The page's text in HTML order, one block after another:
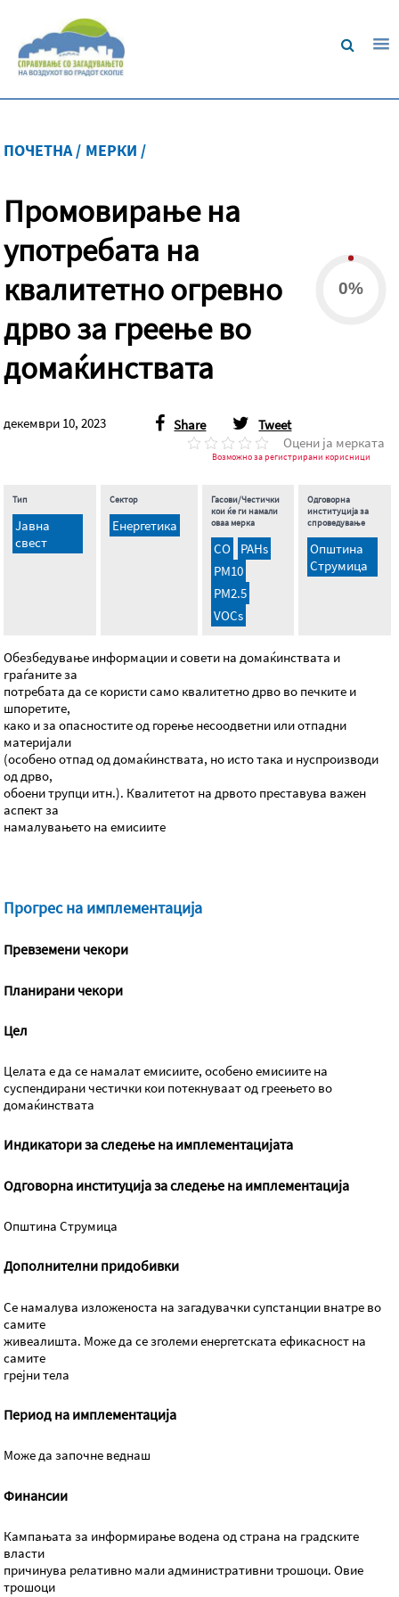
ПОЧЕТНА / МЕРКИ /
Промовирање на
употребата на
квалитетно огревно
дрво за греење во
домаќинствата
0%
декември 10, 2023 Share
Tweet
Оцени ја мерката
Возможно за регистрирани корисници
Тип
Јавна
свест
Сектор
Енергетика
Гасови/Честички
кои ќе ги намали
оваа мерка
CO
PAHs
PM10
PM2.5
VOCs
Одговорна
институција за
спроведување
Општина
Струмица
Обезбедување информации и совети на домаќинствата и
граѓаните за
потребата да се користи само квалитетно дрво во печките и
шпоретите,
како и за опасностите од горење несоодветни или отпадни
материјали
(особено отпад од домаќинствата, но исто така и нуспроизводи
од дрво,
обоени трупци итн.). Квалитетот на дрвото преставува важен
аспект за
намалувањето на емисиите
Прогрес на имплементација
Превземени чекори
Планирани чекори
Цел
Целата е да се намалат емисиите, особено емисиите на
суспендирани честички кои потекнуваат од греењето во
домаќинствата
Индикатори за следење на имплементацијата
Одговорна институција за следење на имплементација
Општина Струмица
Дополнителни придобивки
Се намалува изложеноста на загадувачки супстанции внатре во
самите
живеалишта. Може да се зголеми енергетската ефикасност на
самите
грејни тела
Период на имплементација
Може да започне веднаш
Финансии
Кампањата за информирање водена од страна на градските
власти
причинува релативно мали административни трошоци. Овие
трошоци